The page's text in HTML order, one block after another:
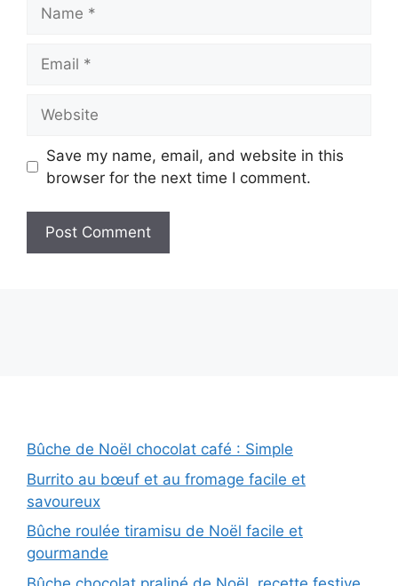
Save my name, email, and website in this
browser for the next time I comment.
Bûche de Noël chocolat café : Simple
Burrito au bœuf et au fromage facile et
savoureux
Bûche roulée tiramisu de Noël facile et
gourmande